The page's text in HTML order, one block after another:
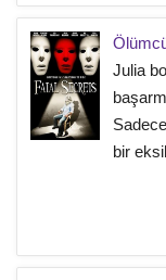
Julia
bir